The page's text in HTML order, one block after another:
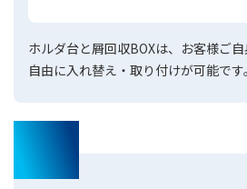
ホルダ台と屑回収BOXは、お客様ご
自由に入れ替え・取り付けが可能です。
02